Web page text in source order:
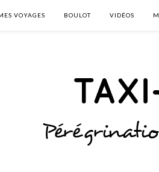
VOYAGES BOULOT VIDÉOS